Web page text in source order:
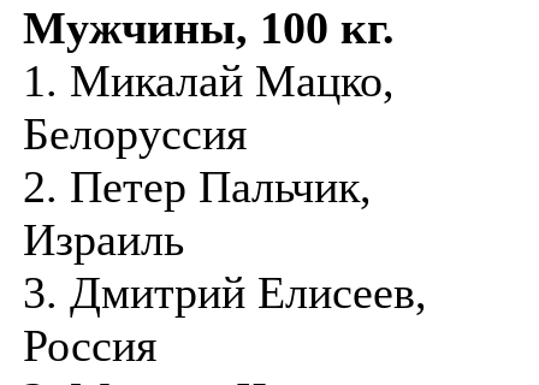
Мужчины, 100 кг.
1. Микалай Мацко,
Белоруссия
2. Петер Пальчик,
Израиль
3. Дмитрий Елисеев,
Россия